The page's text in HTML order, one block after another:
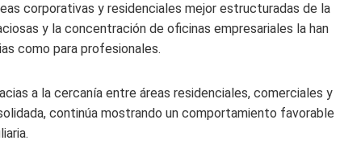
corporativas y residenciales mejor estructuradas de la
y la concentración de oficinas empresariales la han
como para profesionales.
a la cercanía entre áreas residenciales, comerciales y
continúa mostrando un comportamiento favorable